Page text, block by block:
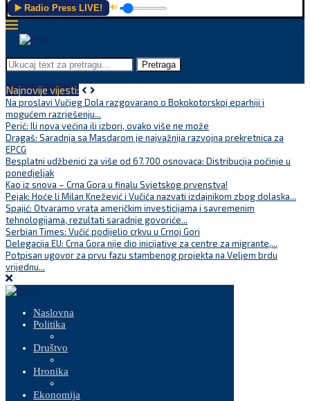
▶️ Radio Press LIVE! 🔊
Pretraga
Najnovije vijesti:
Na proslavi Vučjeg Dola razgovarano o Bokokotorskoj eparhiji i
mogućem razrješenju...
Perić: Ili nova većina ili izbori, ovako više ne može
Dragaš: Saradnja sa Masdarom je najvažnija razvojna prekretnica za
EPCG
Besplatni udžbenici za više od 67.700 osnovaca: Distribucija počinje u
ponedjeljak
Kao iz snova – Crna Gora u finalu Svjetskog prvenstva!
Pejak: Hoće li Milan Knežević i Vučića nazvati izdajnikom zbog dolaska...
Spajić: Otvaramo vrata američkim investicijama i savremenim
tehnologijama, rezultati saradnje govoriće...
Serbian Times: Vučić podijelio crkvu u Crnoj Gori
Delegacija EU: Crna Gora nije dio inicijative za centre za migrante,...
Potpisan ugovor za prvu fazu stambenog projekta na Veljem brdu
vrijednu...
Naslovna
Politika
Društvo
Hronika
Ekonomija